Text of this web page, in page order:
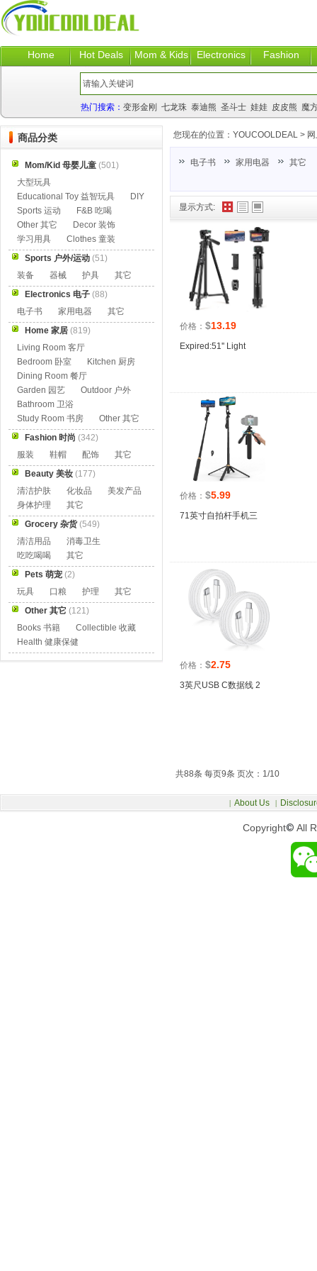
Home Hot Deals Mom & Kids Electronics Fashion
热门搜索： 变形金刚 七龙珠 泰迪熊 圣斗士 娃娃 皮皮熊 魔
显示方式:
价格： $13.19
Expired:51'' Light
价格： $5.99
71英寸自拍杆手机三
价格： $2.75
3英尺USB C数据线 2
共88条 每页9条 页次：1/10
您现在的位置： YOUCOOLDEAL >
电子书 家用电器 其它
商品分类
Mom/Kid 母婴儿童 (501)
大型玩具
Educational Toy 益智玩具
DIY
Sports 运动
F&B 吃喝
Other 其它
Decor 装饰
学习用具
Clothes 童装
Sports 户外/运动 (51)
装备
器械 护具
其它
Electronics 电子 (88)
电子书
家用电器
其它
Home 家居 (819)
Living Room 客厅
Bedroom 卧室
Kitchen 厨房
Dining Room 餐厅
Garden 园艺
Outdoor 户外
Bathroom 卫浴
Study Room 书房
Other 其它
Fashion 时尚 (342)
服装
鞋帽 配饰
其它
Beauty 美妆 (177)
清洁护肤
化妆品
美发产品
身体护理
其它
Grocery 杂货(549)
清洁用品
消毒卫生
吃吃喝喝
其它
Pets 萌宠 (2)
玩具
口粮 护理
其它
Other 其它 (121)
Books 书籍
Collectible 收藏
Health 健康保健
Copyright© All
| About Us |